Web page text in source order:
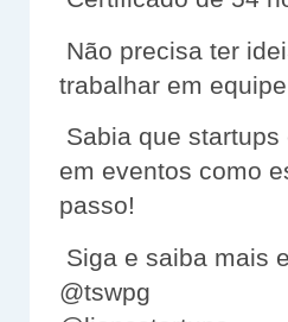
Não precisa ter
trabalhar em
Sabia que
em eventos como
passo!
Siga e saiba mais
@tswpg